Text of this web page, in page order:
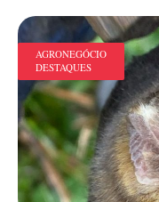
AGRONEGÓCIO
DESTAQUES